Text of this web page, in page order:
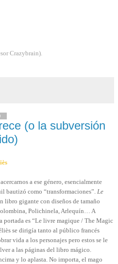
Crazybrain).
(o la subversión
a ese género, esencialmente
bautizó como “transformaciones”. Le
libro gigante con diseños de tamaño
Polichinela, Arlequín… A
portada es “Le livre magique / The Magic
se dirigía tanto al público francés
vida a los personajes pero estos se le
a las páginas del libro mágico.
y lo aplasta. No importa, el mago